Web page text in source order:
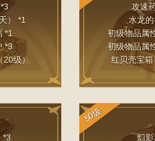
） *1
*1
*3
级）
攻速
水龙的
初级物品属
初级物品属
红贝壳宝箱
*3
50级
幻